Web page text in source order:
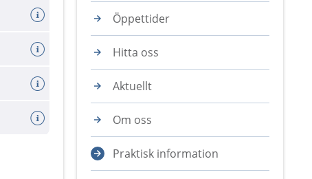
Öppettider
Hitta oss
Aktuellt
Om oss
Praktisk information